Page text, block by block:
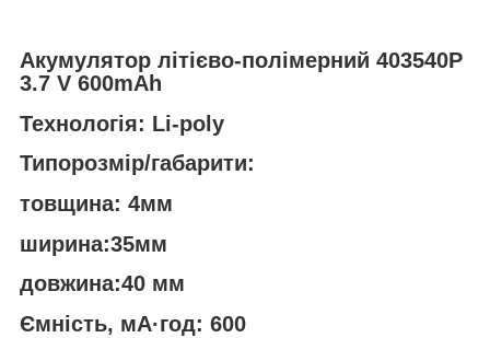
Акумулятор літієво-полімерний 403540P
3.7 V 600mAh
Технологія: Li-poly
Типорозмір/габарити:
товщина: 4мм
ширина:35мм
довжина:40 мм
Ємність, мА·год: 600